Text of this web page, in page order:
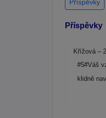
Příspěvky
Příspěvky
Křížová –
#5#Váš
klidně